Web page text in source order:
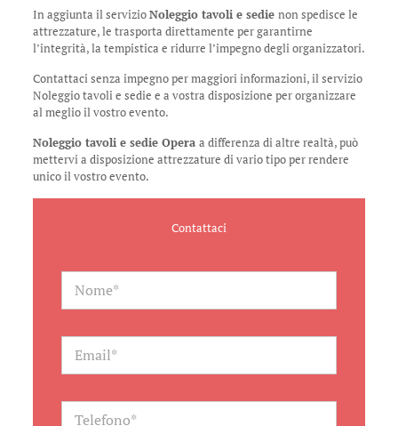
In aggiunta il servizioNoleggio tavoli e sedie non spedisce le
attrezzature, le trasporta direttamente per garantirne
l’integrità, la tempistica e ridurre l’impegno degli organizzatori.
Contattaci senza impegno per maggiori informazioni, il servizio
Noleggio tavoli e sedie e a vostra disposizione per organizzare
al meglio il vostro evento.
Noleggio tavoli e sedie Opera a differenza di altre realtà, può
mettervi a disposizione attrezzature di vario tipo per rendere
unico il vostro evento.
Contattaci
N
m
*E
a
lT